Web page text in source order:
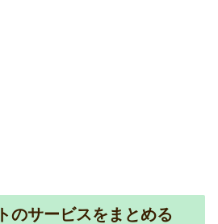
のサービスをまとめる